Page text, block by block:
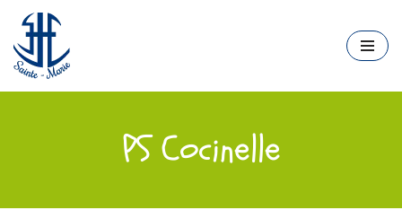
Aller
au
contenu
PS Cocinelle